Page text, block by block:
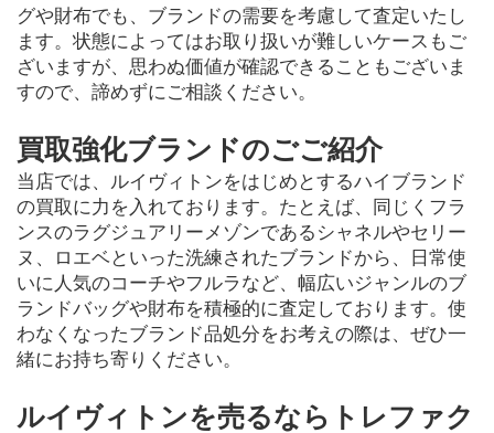
グや財布でも、ブランドの需要を考慮して査定いたし
ます。状態によってはお取り扱いが難しいケースもご
ざいますが、思わぬ価値が確認できることもございま
すので、諦めずにご相談ください。
買取強化ブランドのごご紹介
当店では、ルイヴィトンをはじめとするハイブランド
の買取に力を入れております。たとえば、同じくフラ
ンスのラグジュアリーメゾンであるシャネルやセリー
ヌ、ロエベといった洗練されたブランドから、日常使
いに人気のコーチやフルラなど、幅広いジャンルのブ
ランドバッグや財布を積極的に査定しております。使
わなくなったブランド品処分をお考えの際は、ぜひ一
緒にお持ち寄りください。
ルイヴィトンを売るならトレファク